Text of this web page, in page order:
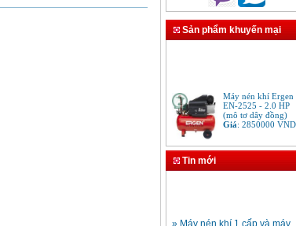
Sản phẩm khuyến mại
Máy nén khí Ergen
EN-2525 - 2.0 HP
(mô tơ dây đồng)
Giá:2850000VND
Tin mới
» Máy nén khí 1 cấp và máy